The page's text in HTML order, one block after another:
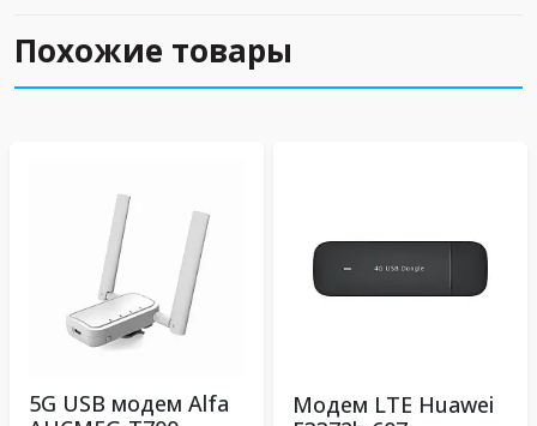
Похожие товары
5G USB модем Alfa
Модем LTE Huawei